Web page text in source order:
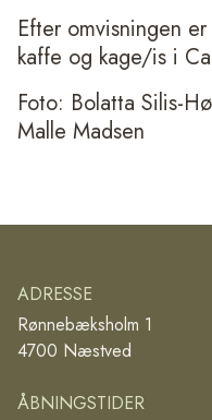
Efter omvisningen
kaffe og kage/is i
Foto: Bolatta Silis-
Malle Madsen
ADRESSE
Rønnebæksholm 1
4700 Næstved
ÅBNINGSTIDER